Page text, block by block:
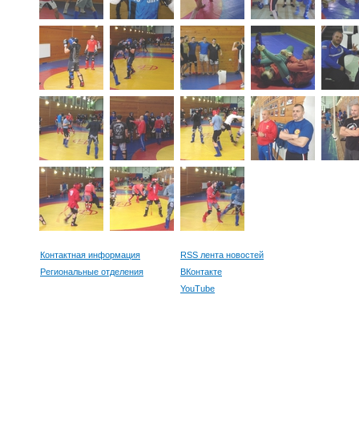
Контактная информация
Региональные отделения
RSS лента новостей
ВКонтакте
YouTube